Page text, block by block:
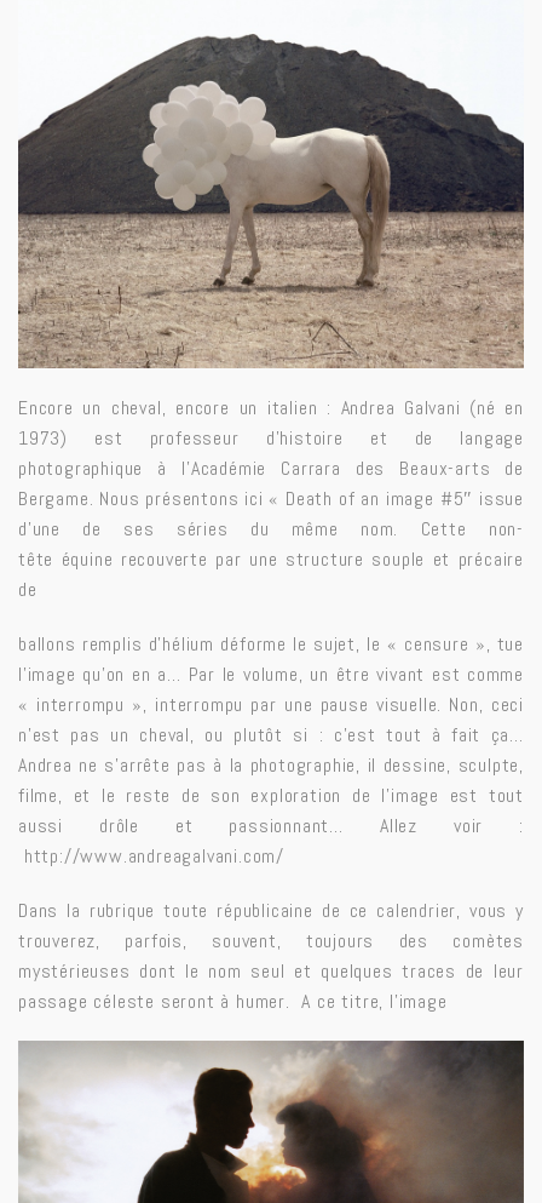
Encore un cheval, encore un italien : Andrea Galvani (né en
1973) est professeur d’histoire et de langage
photographique à l’Académie Carrara des Beaux-arts de
Bergame. Nous présentons ici « Death of an image #5″ issue
d’une de ses séries du même nom. Cette non-
tête équine recouverte par une structure souple et précaire
de
ballons remplis d’hélium déforme le sujet, le « censure », tue
l’image qu’on en a… Par le volume, un être vivant est comme
« interrompu », interrompu par une pause visuelle. Non, ceci
n’est pas un cheval, ou plutôt si : c’est tout à fait ça…
Andrea ne s’arrête pas à la photographie, il dessine, sculpte,
filme, et le reste de son exploration de l’image est tout
aussi drôle et passionnant… Allez voir :
http://www.andreagalvani.com/
Dans la rubrique toute républicaine de ce calendrier, vous y
trouverez, parfois, souvent, toujours des comètes
mystérieuses dont le nom seul et quelques traces de leur
passage céleste seront à humer. A ce titre, l’image